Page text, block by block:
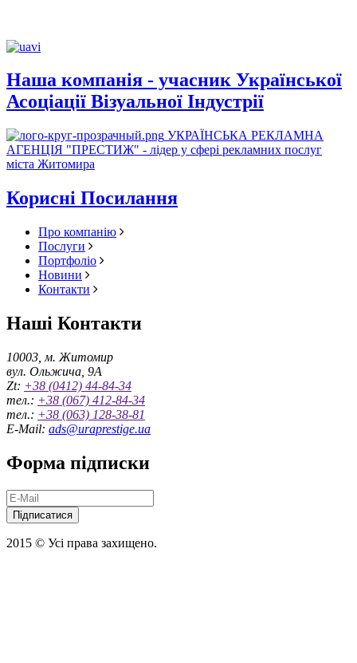
Наша компанія - учасник Української
Асоціації Візуальної Індустрії
УКРАЇНСЬКА РЕКЛАМНА
АГЕНЦІЯ "ПРЕСТИЖ" - лідер у сфері рекламних послуг
міста Житомира
Корисні Посилання
Про компанію
Послуги
Портфоліо
Новини
Контакти
Наші Контакти
10003, м. Житомир
вул. Ольжича, 9А
Zt: +38 (0412) 44-84-34
тел.: +38 (067) 412-84-34
тел.: +38 (063) 128-38-81
E-Mail: ads@uraprestige.ua
Форма підписки
Підписатися
2015 © Усі права захищено.